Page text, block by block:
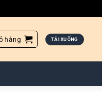
hàng TẢI XUỐNG